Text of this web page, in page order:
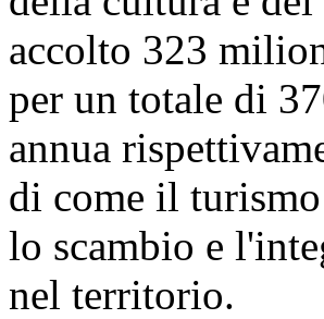
accolto 323
per un totale di
annua
di come il
lo scambio e
nel territorio.